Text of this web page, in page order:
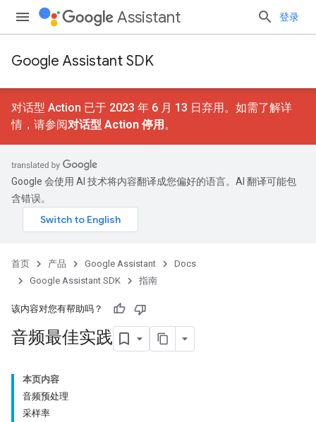
Assistant 登录
Google Assistant SDK
对话型 Action 已于 2023 年 6 月 13 日弃用。如需了解详
情，请参阅对话型 Action 停用 。
Google 会使用 AI 技术将内容翻译成您偏好的语言。AI 翻译可能包
含错误。
首页 产品 Google Assistant
Docs
Google Assistant SDK
指南
该内容对您有帮助吗？
音频最佳实践
本页内容
音频预处理
采样率